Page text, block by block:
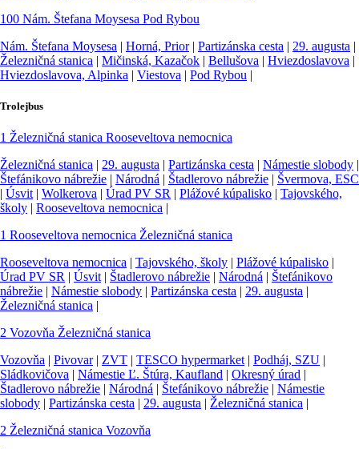
100 Nám. Štefana Moysesa Pod Rybou
Nám. Štefana Moysesa | Horná, Prior| Partizánska cesta | 29. augusta |
Železničná stanica | Mičinská, Kazačok | Bellušova | Hviezdoslavova |
Hviezdoslavova, Alpinka | Viestova | Pod Rybou |
Trolejbus
1 Železničná stanica Rooseveltova nemocnica
Železničná stanica | 29. augusta | Partizánska cesta | Námestie slobody |
Štefánikovo nábrežie | Národná | Štadlerovo nábrežie | Švermova, ESC
| Úsvit| Wolkerova | Úrad PV SR | Plážové kúpalisko | Tajovského,
školy | Rooseveltova nemocnica |
1 Rooseveltova nemocnica Železničná stanica
Rooseveltova nemocnica | Tajovského, školy | Plážové kúpalisko |
Úrad PV SR | Úsvit| Štadlerovo nábrežie | Národná | Štefánikovo
nábrežie | Námestie slobody | Partizánska cesta | 29. augusta |
Železničná stanica |
2 Vozovňa Železničná stanica
Vozovňa | Pivovar| ZVT | TESCO hypermarket| Podháj, SZU |
Sládkovičova | Námestie Ľ. Štúra, Kaufland | Okresný úrad |
Štadlerovo nábrežie | Národná | Štefánikovo nábrežie | Námestie
slobody | Partizánska cesta | 29. augusta | Železničná stanica |
2 Železničná stanica Vozovňa